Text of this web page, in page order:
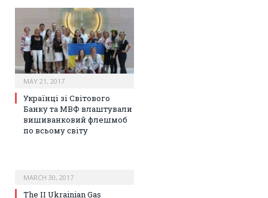
MAY 21, 2017
Українці зі Світового
Банку та МВФ влаштували
вишиванковий флешмоб
по всьому світу
MARCH 30, 2017
The II Ukrainian Gas